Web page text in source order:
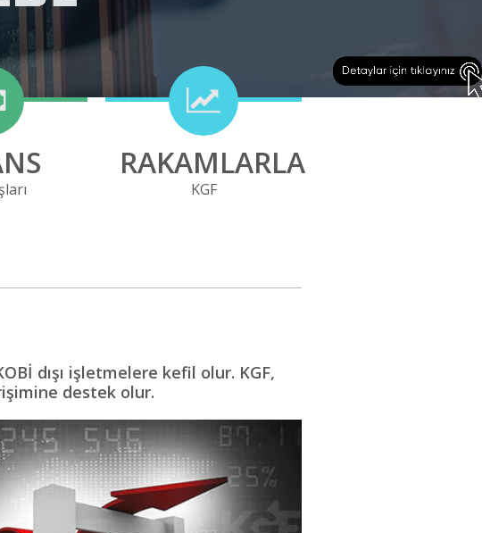
RAKAMLARLA
KGF
dışı işletmelere kefil olur. KGF,
destek olur.